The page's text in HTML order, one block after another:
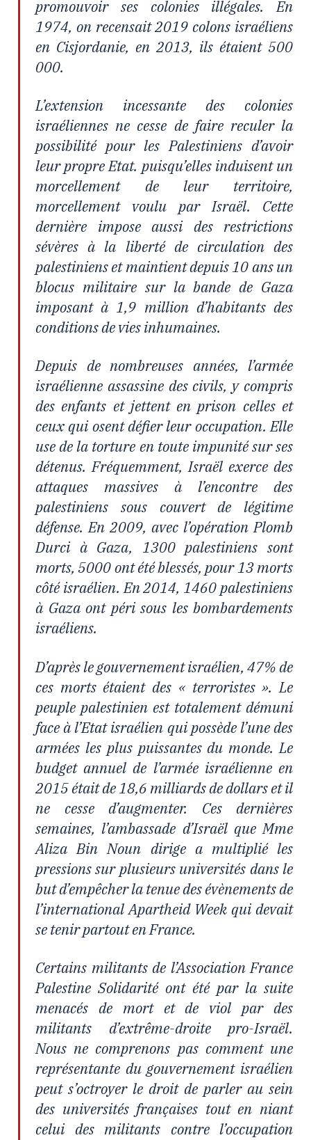
promouvoir ses colonies illégales. En
1974, on recensait 2019 colons israéliens
en Cisjordanie, en 2013, ils étaient 500
000.
L’extension incessante des colonies
israéliennes ne cesse de faire reculer la
possibilité pour les Palestiniens d’avoir
leur propre Etat. puisqu’elles induisent un
morcellement de leur territoire,
morcellement voulu par Israël. Cette
dernière impose aussi des restrictions
sévères à la liberté de circulation des
palestiniens et maintient depuis 10 ans un
blocus militaire sur la bande de Gaza
imposant à 1,9 million d’habitants des
conditions de vies inhumaines.
Depuis de nombreuses années, l’armée
israélienne assassine des civils, y compris
des enfants et jettent en prison celles et
ceux qui osent défier leur occupation. Elle
use de la torture en toute impunité sur ses
détenus. Fréquemment, Israël exerce des
attaques massives à l’encontre des
palestiniens sous couvert de légitime
défense. En 2009, avec l’opération Plomb
Durci à Gaza, 1300 palestiniens sont
morts, 5000 ont été blessés, pour 13 morts
côté israélien. En 2014, 1460 palestiniens
à Gaza ont péri sous les bombardements
israéliens.
D’après le gouvernement israélien, 47% de
ces morts étaient des « terroristes ». Le
peuple palestinien est totalement démuni
face à l’Etat israélien qui possède l’une des
armées les plus puissantes du monde. Le
budget annuel de l’armée israélienne en
2015 était de 18,6 milliards de dollars et il
ne cesse d’augmenter. Ces dernières
semaines, l’ambassade d’Israël que Mme
Aliza Bin Noun dirige a multiplié les
pressions sur plusieurs universités dans le
but d’empêcher la tenue des évènements de
l’international Apartheid Week qui devait
se tenir partout en France.
Certains militants de l’Association France
Palestine Solidarité ont été par la suite
menacés de mort et de viol par des
militants d’extrême-droite pro-Israël.
Nous ne comprenons pas comment une
représentante du gouvernement israélien
peut s’octroyer le droit de parler au sein
des universités françaises tout en niant
celui des militants contre l’occupation